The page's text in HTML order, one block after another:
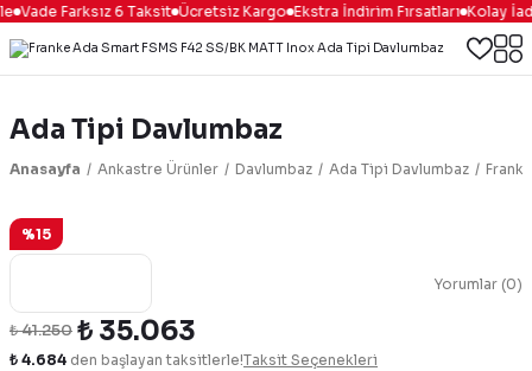
Vade Farksız 6 Taksit Ücretsiz Kargo Ekstra İndirim Fırsatları Kolay
Ada Tipi Davlumbaz
Anasayfa Ankastre Ürünler Davlumbaz Ada Tipi Davlumbaz
%15
Yorumlar (0)
₺ 41.250 ₺ 35.063
₺ 4.684 den başlayan taksitlerle!Taksit Seçenekleri